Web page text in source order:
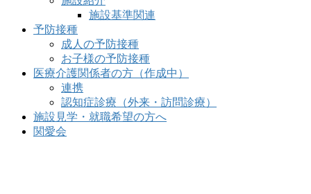
施設基準関連
予防接種
成人の予防接種
お子様の予防接種
医療介護関係者の方（作成中）
連携
認知症診療（外来・訪問診療）
施設見学・就職希望の方へ
関愛会